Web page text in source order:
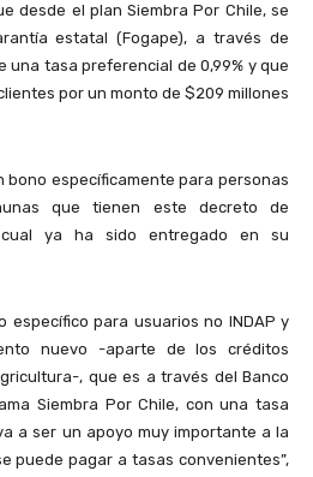
desde el plan Siembra Por Chile, se
estatal (Fogape), a través de
una tasa preferencial de 0,99% y que
por un monto de $209 millones
bono específicamente para personas
que tienen este decreto de
cual ya ha sido entregado en su
específico para usuarios no INDAP y
nuevo -aparte de los créditos
, que es a través del Banco
Siembra Por Chile, con una tasa
a ser un apoyo muy importante a la
puede pagar a tasas convenientes”,